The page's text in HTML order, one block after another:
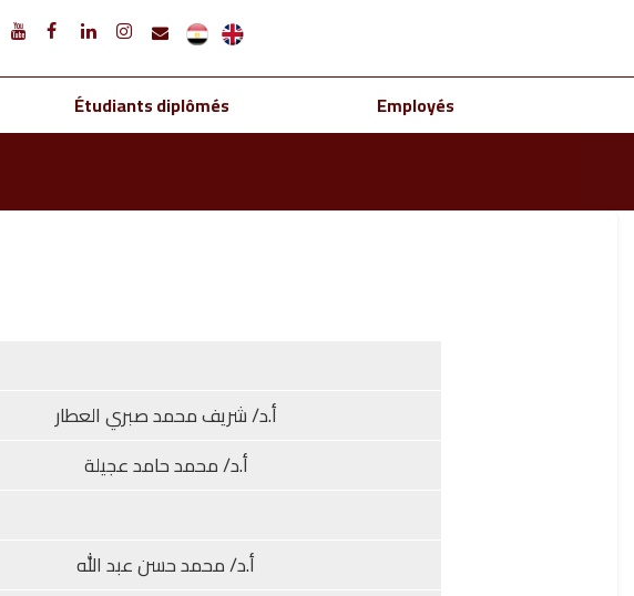
Étudiants diplômés Employés
أ.د/ شريف محمد صبري العطار
أ.د/ محمد حامد عجيلة
أ.د/ محمد حسن عبد الله